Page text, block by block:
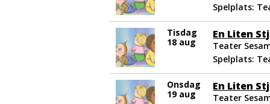
Spelplats:
Tisdag
18 aug
En Liten
Teater
Spelplats:
Onsdag
19 aug
En Liten
Teater